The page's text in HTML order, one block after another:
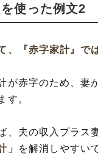
を使った例文2
、『赤字家計』で
が赤字のため、妻
す。
、夫の収入プラス
」 を解消しやすい